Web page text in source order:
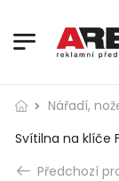
Nářadí,
Svítilna na klíče
Předchozí